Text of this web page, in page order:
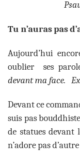
Psaumes
Tu n’auras pas
Aujourd’hui
oublier ses
devant ma face.
Devant ce
suis pas
de statues devant
n’adore pas